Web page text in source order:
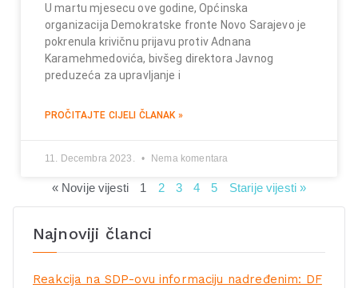
U martu mjesecu ove godine, Općinska
organizacija Demokratske fronte Novo Sarajevo je
pokrenula krivičnu prijavu protiv Adnana
Karamehmedovića, bivšeg direktora Javnog
preduzeća za upravljanje i
PROČITAJTE CIJELI ČLANAK »
11. Decembra 2023. Nema komentara
« Novije vijesti 1 2 3 4 5 Starije vijesti »
Najnoviji članci
Reakcija na SDP-ovu informaciju nadređenim: DF